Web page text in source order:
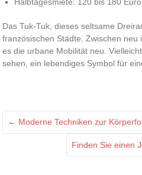
Das Tuk-Tuk, dieses seltsame
französischen Städte. Zwischen
es die urbane Mobilität neu.
sehen, ein lebendiges Symbol für
← Moderne Techniken zur
Finden Sie einen